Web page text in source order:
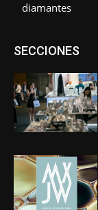
diamantes
SECCIONES
Entrevistas